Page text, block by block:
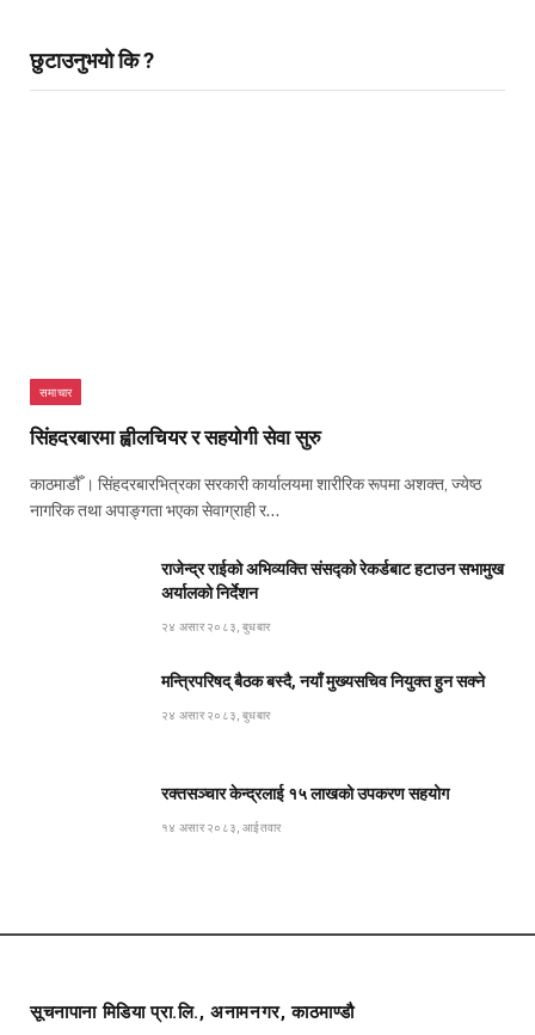
छुटाउनुभयो कि ?
समाचार
सिंहदरबारमा ह्वीलचियर र सहयोगी सेवा सुरु
काठमाडौँ । सिंहदरबारभित्रका सरकारी कार्यालयमा शारीरिक रूपमा अशक्त, ज्येष्ठ
नागरिक तथा अपाङ्गता भएका सेवाग्राही र…
राजेन्द्र राईको अभिव्यक्ति संसद्को रेकर्डबाट हटाउन सभामुख
अर्यालको निर्देशन
२४ असार २०८३, बुधबार
मन्त्रिपरिषद् बैठक बस्दै, नयाँ मुख्यसचिव नियुक्त हुन सक्ने
२४ असार २०८३, बुधबार
रक्तसञ्चार केन्द्रलाई १५ लाखको उपकरण सहयोग
१४ असार २०८३, आईतवार
सूचनापाना मिडिया प्रा.लि., अनामनगर, काठमाण्डौ